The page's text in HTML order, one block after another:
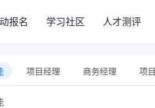
报名 学习社区 人才测评
项目经理 商务经理 项